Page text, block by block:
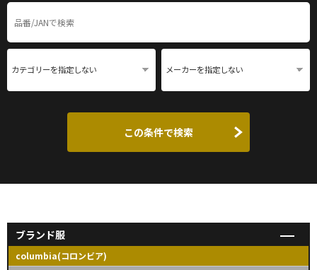
この条件で検索
ブランド服
columbia(コロンビア)